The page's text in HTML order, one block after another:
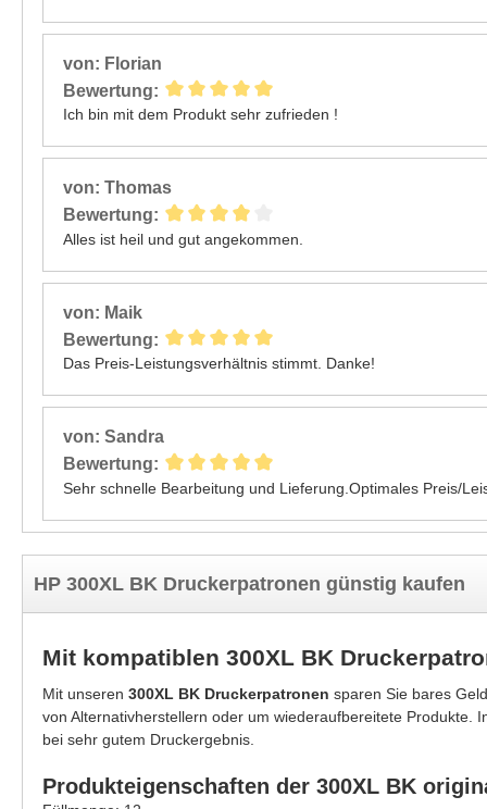
von: Florian
Bewertung:
Ich bin mit dem Produkt sehr zufrieden !
von: Thomas
Bewertung:
Alles ist heil und gut angekommen.
von: Maik
Bewertung:
Das Preis-Leistungsverhältnis stimmt. Danke!
von: Sandra
Bewertung:
Sehr schnelle Bearbeitung und Lieferung.Optimales Preis/
HP 300XL BK Druckerpatronen günstig kaufen
Mit kompatiblen 300XL BK
Mit unseren 300XL BK Druckerpatronen sparen Sie bares
von Alternativherstellern oder um wiederaufbereitete Produkte.
bei sehr gutem Druckergebnis.
Produkteigenschaften der 300XL BK